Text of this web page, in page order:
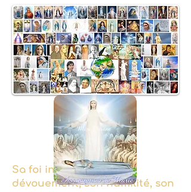
Sa foi inaltérable, son
dévouement, son humilité, son